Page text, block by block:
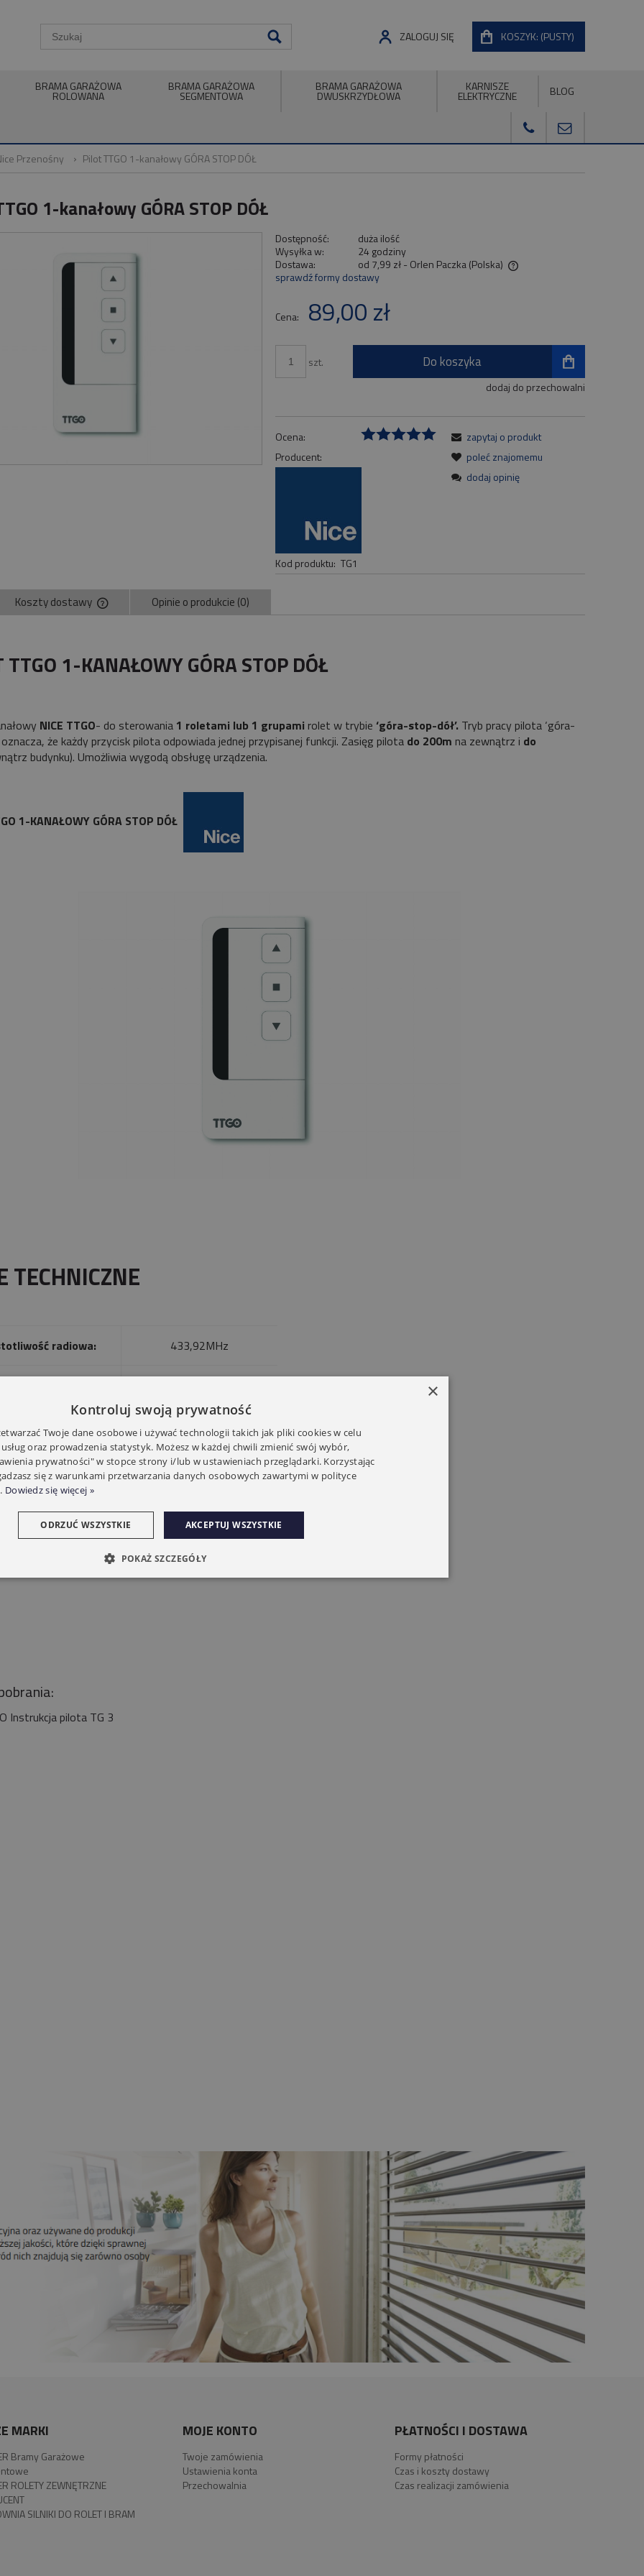
KOSZYK: (PUSTY)
ZALOGUJ SIĘ
BRAMA GARAŻOWA
ROLOWANA
BRAMA GARAŻOWA
SEGMENTOWA
BRAMA GARAŻOWA
DWUSKRZYDŁOWA
KARNISZE
ELEKTRYCZNE BLOG
Przenośny Pilot TTGO 1-kanałowy GÓRA STOP DÓŁ
1-kanałowy GÓRA STOP DÓŁ
Dostępność:
duża ilość
Wysyłka w:
24 godziny
Dostawa:
od 7,99 zł- Orlen Paczka(Polska)
płatności
sprawdź formy dostawy
Cena: 89,00 zł
szt. Do koszyka
dodaj do przechowalni
Ocena:
Producent:
Kod produktu: TG1
zapytaj o produkt
poleć znajomemu
dodaj opinię
Koszty dostawy Opinie o produkcie (0)
TTGO 1-KANAŁOWY GÓRA STOP DÓŁ
NICE TTGO- do sterowania 1 roletami lub 1 grupami rolet w trybie ‘góra-stop-dół’. Tryb pracy pilota ‘góra-
że każdy przycisk pilota odpowiada jednej przypisanej funkcji. Zasięg pilota do 200m na zewnątrz i do
budynku). Umożliwia wygodą obsługę urządzenia.
1-KANAŁOWY GÓRA STOP DÓŁ
TECHNICZNE
radiowa: 433,92MHz
Typ baterii: CR2032
nadajnika: 51/102/16mm
Gwarancja: 2 lata
Instrukcja pilota TG 3
MARKI
Bramy Garażowe
ROLETY ZEWNĘTRZNE
SILNIKI DO ROLET I BRAM
MOJE KONTO
Twoje zamówienia
Ustawienia konta
Przechowalnia
PŁATNOŚCI I DOSTAWA
Formy płatności
Czas i koszty dostawy
Czas realizacji zamówienia
×
Kontroluj swoją prywatność
Twoje dane osobowe i używać technologii takich jak pliki cookies w celu
oraz prowadzenia statystyk. Możesz w każdej chwili zmienić swój wybór,
prywatności" w stopce strony i/lub w ustawieniach przeglądarki. Korzystając
się z warunkami przetwarzania danych osobowych zawartymi w polityce
Dowiedz się więcej »
AKCEPTUJ WSZYSTKIE
ODRZUĆ WSZYSTKIE
POKAŻ SZCZEGÓŁY